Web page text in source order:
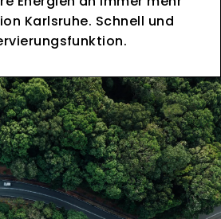
Karlsruhe. Schnell und